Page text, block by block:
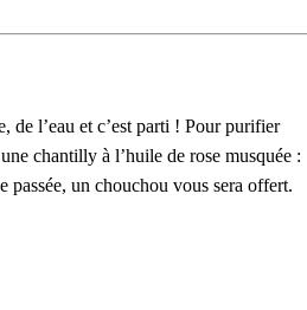
de l’eau et c’est parti ! Pour purifier
chantilly à l’huile de rose musquée :
passée, un chouchou vous sera offert.